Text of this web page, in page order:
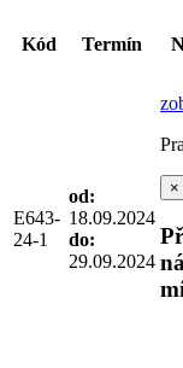
Kód Termín
E643-
24-1
od:
18.09.2024
do:
29.09.2024
×